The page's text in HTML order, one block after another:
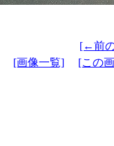
[←前
[画像一覧] [この